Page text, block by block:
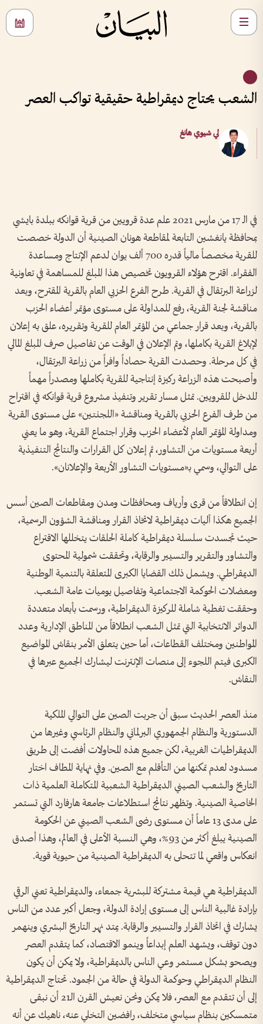
الشعب يحتاج ديمقراطية حقيقية تواكب العصر
لي شيوي هانغ
في الـ 17 من مارس 2021 علم عدة قرويين من قرية قوانكه ببلدة بايشي
بمحافظة يانغشين التابعة لمقاطعة هونان الصينية أن الدولة خصصت
للقرية مخصصاً مالياً قدره 700 ألف يوان لدعم الإنتاج ومساعدة
الفقراء. اقترح هؤلاء القرويون تخصيص هذا المبلغ للمساهمة في تعاونية
لزراعة البرتقال في القرية. طرح الفرع الحزبي العام بالقرية المقترح، وبعد
مناقشة لجنة القرية، رفع للمداولة على مستوى مؤتمر أعضاء الحزب
بالقرية، وبعد قرار جماعي من المؤتمر العام للقرية وتقريره، علق به إعلان
لإبلاغ القرية بكاملها، وتم الإعلان في الوقت عن تفاصيل صرف المبلغ المالي
في كل مرحلة. وحصدت القرية حصاداً وافراً من زراعة البرتقال،
وأصبحت هذه الزراعة ركيزة إنتاجية للقرية بكاملها ومصدراً مهماً
للدخل للقرويين. تمثل مسار تقرير وتنفيذ مشروع قرية قوانكه في اقتراح
من طرف الفرع الحزبي بالقرية ومناقشة «اللجنتين» على مستوى القرية
ومداولة المؤتمر العام لأعضاء الحزب وقرار اجتماع القرية، وهو ما يعني
أربعة مستويات من التشاور، ثم إعلان كل القرارات والنتائج التنفيذية
على التوالي، وسمي بـ«مستويات التشاور الأربعة والإعلانان».
إن انطلاقاً من قرى وأرياف ومحافظات ومدن ومقاطعات الصين أسس
الجميع هكذا آليات ديمقراطية لاتخاذ القرار ومناقشة الشؤون الرسمية،
حيث تجسدت سلسلة ديمقراطية كاملة الحلقات يتخللها الاقتراع
والتشاور والتقرير والتسيير والرقابة، وتحققت شمولية المحتوى
الديمقراطي. ويشمل ذلك القضايا الكبرى المتعلقة بالتنمية الوطنية
ومعضلات الحوكمة الاجتماعية وتفاصيل يوميات عامة الشعب.
وحققت تغطية شاملة للركيزة الديمقراطية، ورسمت بأبعاد متعددة
الدوائر الانتخابية التي تمثل الشعب انطلاقاً من المناطق الإدارية وعدد
المواطنين ومختلف القطاعات، أما حين يتعلق الأمر بنقاش المواضيع
الكبرى فيتم اللجوء إلى منصات الإنترنت ليشارك الجميع عبرها في
النقاش.
منذ العصر الحديث سبق أن جربت الصين على التوالي الملكية
الدستورية والنظام الجمهوري البرلماني والنظام الرئاسي وغيرها من
الديمقراطيات الغربية، لكن جميع هذه المحاولات أفضت إلى طريق
مسدود لعدم تمكنها من التأقلم مع الصين. وفي نهاية المطاف اختار
التاريخ والشعب الصيني الديمقراطية الشعبية المتكاملة العلمية ذات
الخاصية الصينية. وتظهر نتائج استطلاعات جامعة هارفارد التي تستمر
على مدى 13 عاماً أن مستوى رضى الشعب الصيني عن الحكومة
الصينية يبلغ أكثر من 93%، وهي النسبة الأعلى في العالم، وهذا أصدق
انعكاس واقعي لما تتحلى به الديمقراطية الصينية من حيوية قوية.
الديمقراطية هي قيمة مشتركة للبشرية جمعاء، والديمقراطية تعني الرقي
بإرادة غالبية الناس إلى مستوى إرادة الدولة، وجعل أكبر عدد من الناس
يشارك في اتخاذ القرار والتسيير والرقابة. يمتد نهر التاريخ البشري وينهمر
دون توقف، ويشهد العلم إبداعاً وينمو الاقتصاد، كما يتقدم العصر
ويصحو بشكل مستمر وعي الناس بالديمقراطية، ولا يمكن أن يكون
النظام الديمقراطي وحوكمة الدولة في حالة من الجمود. تحتاج الديمقراطية
إلى أن تتقدم مع العصر، فلا يمكن ونحن نعيش القرن الـ21 أن نبقى
متمسكين بنظام سياسي متخلف، رافضين التخلي عنه، ناهيك عن أنه